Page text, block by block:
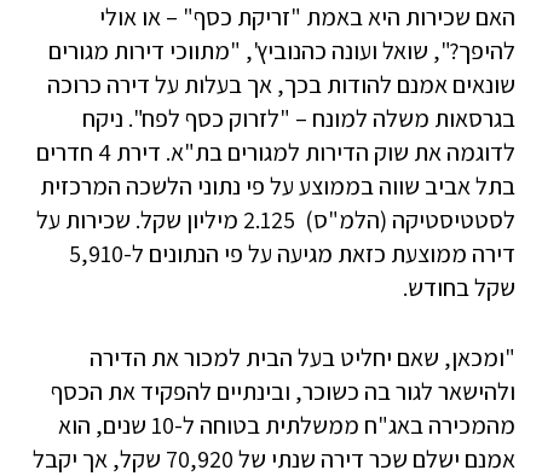
האם שכירות היא באמת "זריקת כסף" – או אולי
להיפך?", שואל ועונה כהנוביץ', "מתווכי דירות מגורים
שונאים אמנם להודות בכך, אך בעלות על דירה כרוכה
בגרסאות משלה למונח – "לזרוק כסף לפח". ניקח
לדוגמה את שוק הדירות למגורים בת"א. דירת 4 חדרים
בתל אביב שווה בממוצע על פי נתוני הלשכה המרכזית
לסטטיסטיקה (הלמ"ס) 2.125 מיליון שקל. שכירות על
דירה ממוצעת כזאת מגיעה על פי הנתונים ל-5,910
שקל בחודש.
"ומכאן, שאם יחליט בעל הבית למכור את הדירה
ולהישאר לגור בה כשוכר, ובינתיים להפקיד את הכסף
מהמכירה באג"ח ממשלתית בטוחה ל-10 שנים, הוא
אמנם ישלם שכר דירה שנתי של 70,920 שקל, אך יקבל